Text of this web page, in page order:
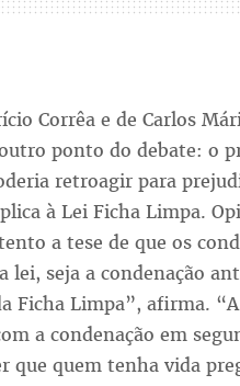
Corrêa e de Carlos
ponto do debate: o
retroagir para
à Lei Ficha Limpa.
a tese de que os
lei, seja a condenação
Ficha Limpa”, afirma.
a condenação em
que quem tenha vida